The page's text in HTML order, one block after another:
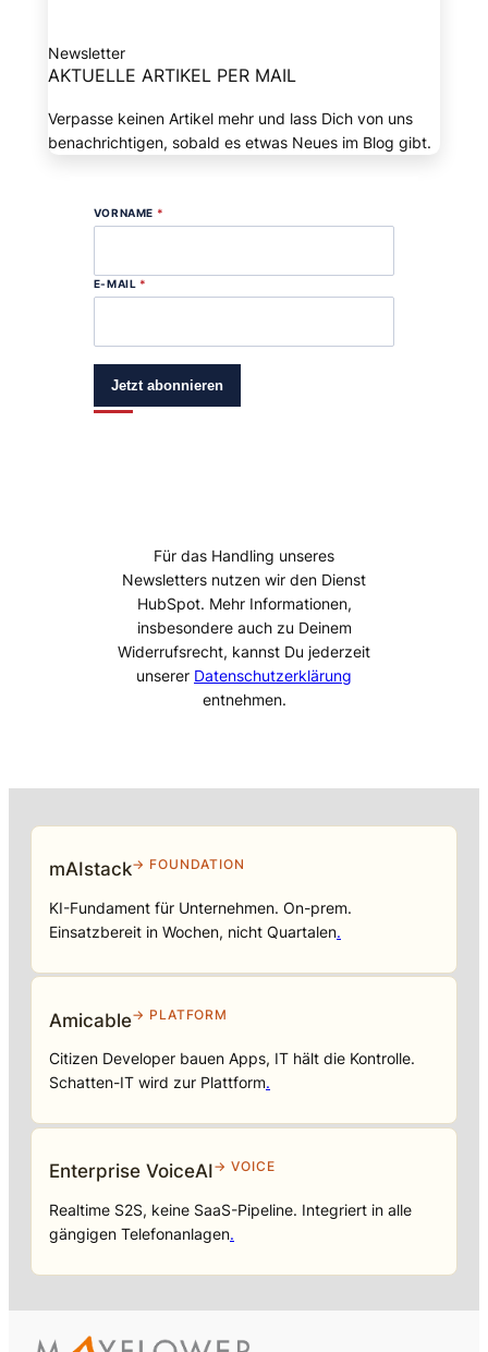
Newsletter
AKTUELLE ARTIKEL PER MAIL
Verpasse keinen Artikel mehr und lass Dich von uns
benachrichtigen, sobald es etwas Neues im Blog gibt.
VORNAME *
E-MAIL *
Jetzt abonnieren
Für das Handling unseres
Newsletters nutzen wir den Dienst
HubSpot. Mehr Informationen,
insbesondere auch zu Deinem
Widerrufsrecht, kannst Du jederzeit
unserer Datenschutzerklärung
entnehmen.
mAIstack→ FOUNDATION
KI-Fundament für Unternehmen. On-prem.
Einsatzbereit in Wochen, nicht Quartalen.
Amicable→ PLATFORM
Citizen Developer bauen Apps, IT hält die Kontrolle.
Schatten-IT wird zur Plattform.
Enterprise VoiceAI→ VOICE
Realtime S2S, keine SaaS-Pipeline. Integriert in alle
gängigen Telefonanlagen.